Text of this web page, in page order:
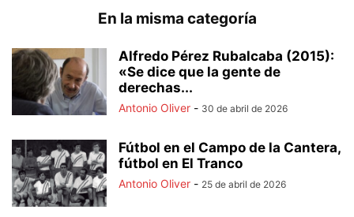
En la misma categoría
Alfredo Pérez Rubalcaba (2015):
«Se dice que la gente de
derechas...
Antonio Oliver - 30 de abril de 2026
Fútbol en el Campo de la Cantera,
fútbol en El Tranco
Antonio Oliver - 25 de abril de 2026